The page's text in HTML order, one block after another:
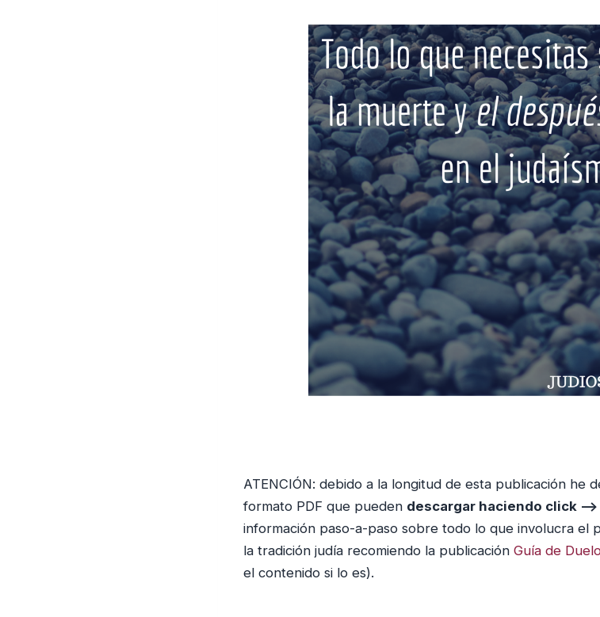
ATENCIÓN: debido a la longitud de esta publicación he
formato PDF que pueden descargar haciendo click –>
información paso-a-paso sobre todo lo que involucra el
la tradición judía recomiendo la publicación Guía de
el contenido si lo es).